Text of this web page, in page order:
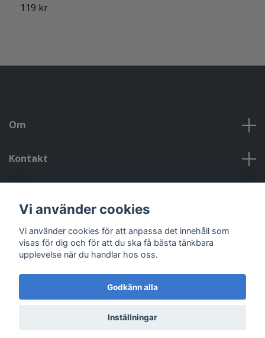
119 kr
Om
Kontakt
Sociala medier
© 2026 RiggadPowered by Quickbutik
Vi använder cookies
Vi använder cookies för att anpassa det innehåll som
visas för dig och för att du ska få bästa tänkbara
upplevelse när du handlar hos oss.
Godkänn alla
Inställningar